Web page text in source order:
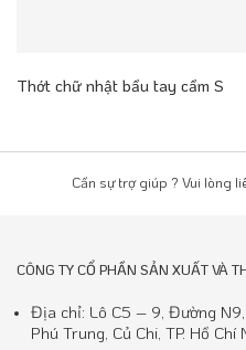
Thớt chữ nhật bầu tay cầm S
Cần sự trợ giúp ? Vui lòng
CÔNG TY CỔ PHẦN SẢN XUẤT VÀ
Địa chỉ: Lô C5 – 9, Đường N9,
Phú Trung, Củ Chi, TP. Hồ Chí